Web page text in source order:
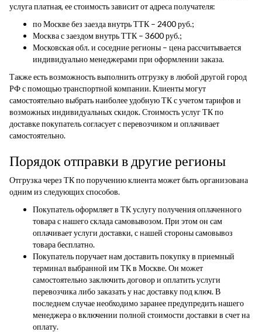
услуга платная, ее стоимость зависит от адреса получателя:
по Москве без заезда внутрь ТТК – 2400 руб.;
Москва с заездом внутрь ТТК – 3600 руб.;
Московская обл. и соседние регионы – цена рассчитывается
индивидуально менеджерами при оформлении заказа.
Также есть возможность выполнить отгрузку в любой другой город
РФ с помощью транспортной компании. Клиенты могут
самостоятельно выбрать наиболее удобную ТК с учетом тарифов и
возможных индивидуальных скидок. Стоимость услуг ТК по
доставке покупатель согласует с перевозчиком и оплачивает
самостоятельно.
Порядок отправки в другие регионы
Отгрузка через ТК по поручению клиента может быть организована
одним из следующих способов.
Покупатель оформляет в ТК услугу получения оплаченного
товара с нашего склада самовывозом. При этом он сам
оплачивает услуги доставки, с нашей стороны самовывоз
товара бесплатно.
Покупатель поручает нам доставить покупку в приемный
терминал выбранной им ТК в Москве. Он может
самостоятельно заключить договор и оплатить услуги
перевозчика либо заказать у нас доставку под ключ. В
последнем случае необходимо заранее предупредить нашего
менеджера о включении полной стоимости доставки в счет на
оплату.